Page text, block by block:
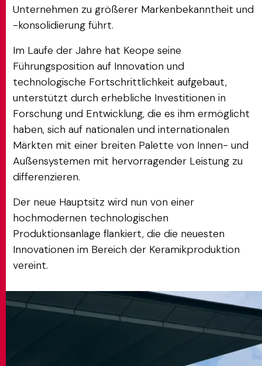
Unternehmen zu größerer Markenbekanntheit und
-konsolidierung führt.
Im Laufe der Jahre hat Keope seine
Führungsposition auf Innovation und
technologische Fortschrittlichkeit aufgebaut,
unterstützt durch erhebliche Investitionen in
Forschung und Entwicklung, die es ihm ermöglicht
haben, sich auf nationalen und internationalen
Märkten mit einer breiten Palette von Innen- und
Außensystemen mit hervorragender Leistung zu
differenzieren.
Der neue Hauptsitz wird nun von einer
hochmodernen technologischen
Produktionsanlage flankiert, die die neuesten
Innovationen im Bereich der Keramikproduktion
vereint.